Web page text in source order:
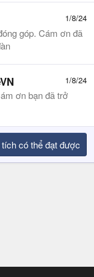
1/8/24
góp. Cám ơn đã
1/8/24
ơn bạn đã trở
có thể đạt được